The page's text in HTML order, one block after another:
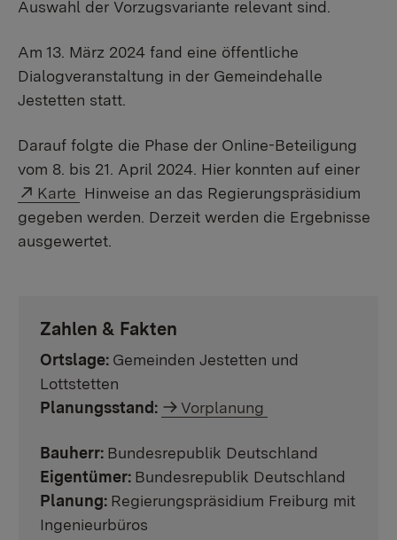
Auswahl der Vorzugsvariante relevant sind.
Am 13. März 2024 fand eine öffentliche
Dialogveranstaltung in der Gemeindehalle
Jestetten statt.
Darauf folgte die Phase der Online-Beteiligung
vom 8. bis 21. April 2024. Hier konnten auf einer
Externer Link:
Karte Hinweise an das Regierungspräsidium
gegeben werden. Derzeit werden die Ergebnisse
ausgewertet.
Zahlen & Fakten
Ortslage: Gemeinden Jestetten und
Lottstetten
Planungsstand:
Vorplanung
Bauherr: Bundesrepublik Deutschland
Eigentümer: Bundesrepublik Deutschland
Planung: Regierungspräsidium Freiburg mit
Ingenieurbüros